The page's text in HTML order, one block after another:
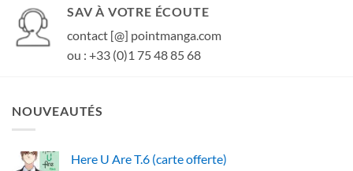
SAV À VOTRE ÉCOUTE
contact [@] pointmanga.com
ou : +33 (0)1 75 48 85 68
NOUVEAUTÉS
Here U Are T.6 (carte offerte)